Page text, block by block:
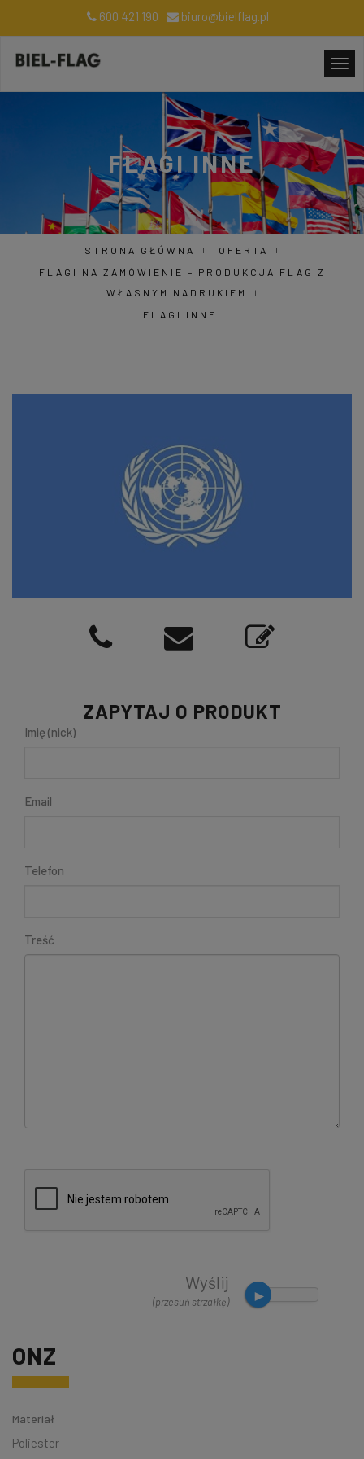
600 421 190 biuro@bielflag.pl
FLAGI INNE
STRONA GŁÓWNA
OFERTA
FLAGI NA ZAMÓWIENIE – PRODUKCJA FLAG Z
WŁASNYM NADRUKIEM
FLAGI INNE
ZAPYTAJ O PRODUKT
Imię (nick)
Email
Telefon
Treść
Wyślij
(przesuń strzałkę)
ONZ
Materiał
Poliester